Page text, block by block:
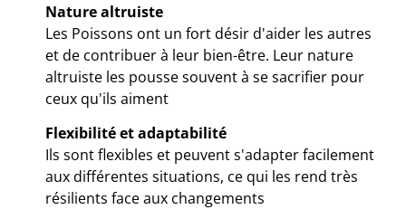
Nature altruiste
Les Poissons ont un fort désir d'aider les autres
et de contribuer à leur bien-être. Leur nature
altruiste les pousse souvent à se sacrifier pour
ceux qu'ils aiment
Flexibilité et adaptabilité
Ils sont flexibles et peuvent s'adapter facilement
aux différentes situations, ce qui les rend très
résilients face aux changements